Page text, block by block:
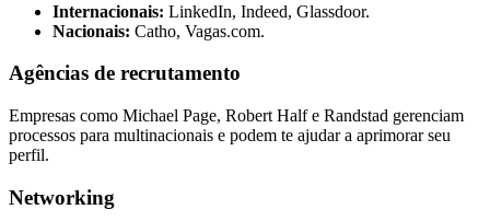
Internacionais: LinkedIn, Indeed, Glassdoor.
Nacionais: Catho, Vagas.com.
Agências de recrutamento
Empresas como Michael Page, Robert Half e Randstad gerenciam
processos para multinacionais e podem te ajudar a aprimorar seu
perfil.
Networking